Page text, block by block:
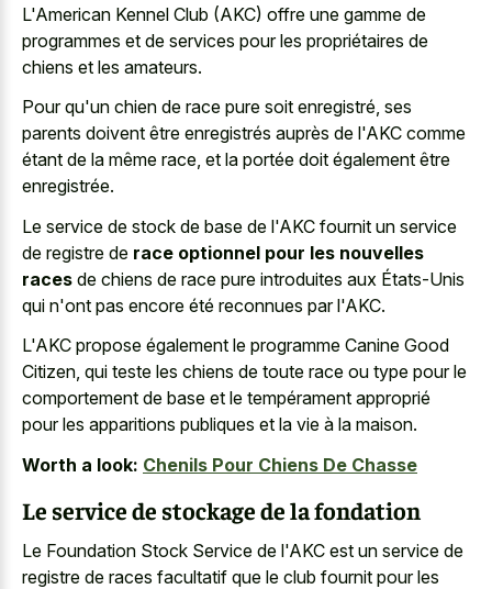
L'American Kennel Club (AKC) offre une gamme de
programmes et de services pour les propriétaires de
chiens et les amateurs.
Pour qu'un chien de race pure soit enregistré, ses
parents doivent être enregistrés auprès de l'AKC comme
étant de la même race, et la portée doit également être
enregistrée.
Le service de stock de base de l'AKC fournit un service
de registre de race optionnel pour les nouvelles
races de chiens de race pure introduites aux États-Unis
qui n'ont pas encore été reconnues par l'AKC.
L'AKC propose également le programme Canine Good
Citizen, qui teste les chiens de toute race ou type pour le
comportement de base et le tempérament approprié
pour les apparitions publiques et la vie à la maison.
Worth a look: Chenils Pour Chiens De Chasse
Le service de stockage de la fondation
Le Foundation Stock Service de l'AKC est un service de
registre de races facultatif que le club fournit pour les